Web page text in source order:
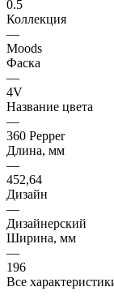
0.5
Коллекция
—
Moods
Фаска
—
4V
Название цвета
—
360 Pepper
Длина, мм
—
452,64
Дизайн
—
Дизайнерский
Ширина, мм
—
196
Все